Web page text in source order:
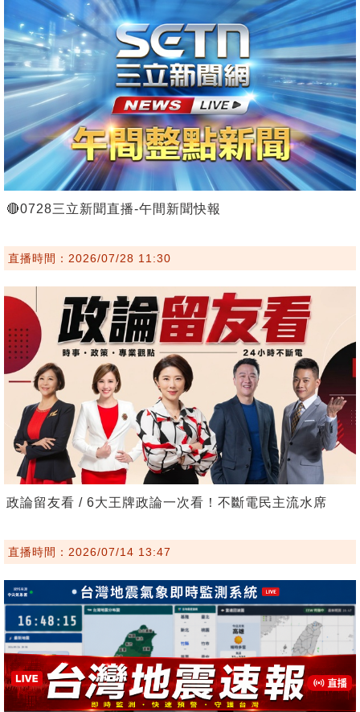
🔴0728三立新聞直播-午間新聞快報
直播時間：2026/07/28 11:30
政論留友看 / 6大王牌政論一次看！不斷電民主流水席
直播時間：2026/07/14 13:47